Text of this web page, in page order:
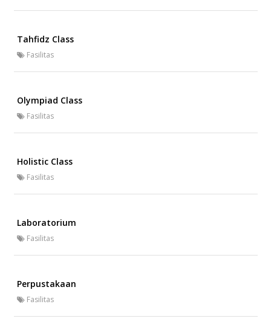
Tahfidz Class
Fasilitas
Olympiad Class
Fasilitas
Holistic Class
Fasilitas
Laboratorium
Fasilitas
Perpustakaan
Fasilitas